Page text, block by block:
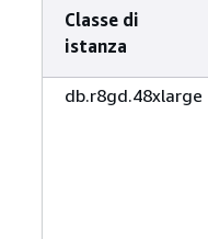
Classe di
istanza
db.r8gd.48xlarge